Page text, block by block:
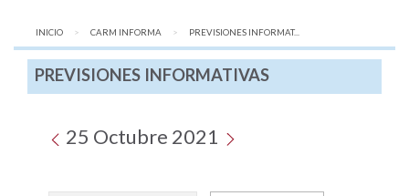
INICIO CARM INFORMA AQUÍ:
PREVISIONES INFORMAT...
PREVISIONES INFORMATIVAS
25 Octubre 2021